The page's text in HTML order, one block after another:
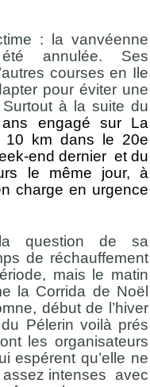
: la vanvéenne
annulée. Ses
courses en Ile
pour éviter une
à la suite du
engagé sur La
10 km dans le 20e
end dernier et du
le même jour, à
charge en urgence
question de sa
de réchauffement
mais le matin
la Corrida de Noël
début de l’hiver
Pélerin voilà prés
les organisateurs
espérent qu’elle ne
assez intenses avec